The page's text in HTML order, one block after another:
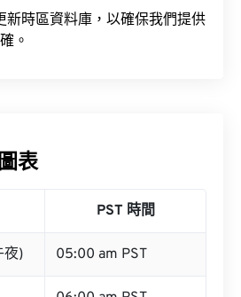
新時區資料庫，以確保我們提供
。
表
PST 時間
夜) 05:00 am PST